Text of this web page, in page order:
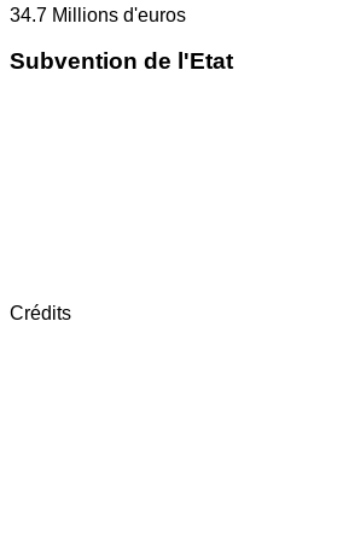
34.7 Millions d'euros
Subvention de l'Etat
Crédits